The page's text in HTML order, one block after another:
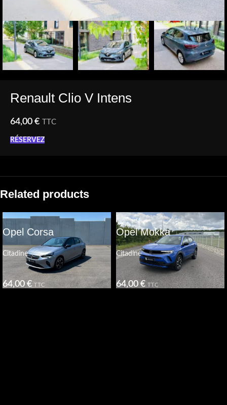
Renault Clio V Intens
64,00 € TTC
RÉSERVEZ
Related products
Opel Corsa
Citadine
64,00€ TTC
Opel Mokka
Citadine
64,00€ TTC